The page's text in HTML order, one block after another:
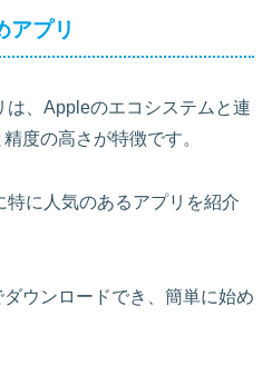
アプリ
、Appleのエコシステムと連
度の高さが特徴です。
特に人気のあるアプリを紹介
ウンロードでき、簡単に始め